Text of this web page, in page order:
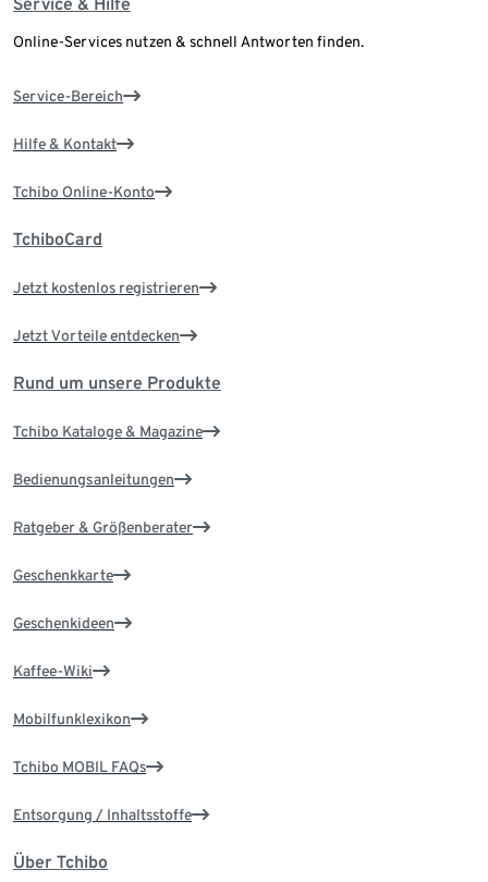
Service & Hilfe
Online-Services nutzen & schnell Antworten finden.
Service-Bereich
Hilfe & Kontakt
Tchibo Online-Konto
TchiboCard
Jetzt kostenlos registrieren
Jetzt Vorteile entdecken
Rund um unsere Produkte
Tchibo Kataloge & Magazine
Bedienungsanleitungen
Ratgeber & Größenberater
Geschenkkarte
Geschenkideen
Kaffee-Wiki
Mobilfunklexikon
Tchibo MOBIL FAQs
Entsorgung / Inhaltsstoffe
Über Tchibo